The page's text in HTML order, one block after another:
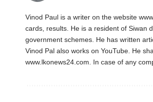
Vinod Paul is a writer on the website
cards, results. He is a resident of Siwan
government schemes. He has written
Vinod Pal also works on YouTube. He
www.lkonews24.com. In case of any